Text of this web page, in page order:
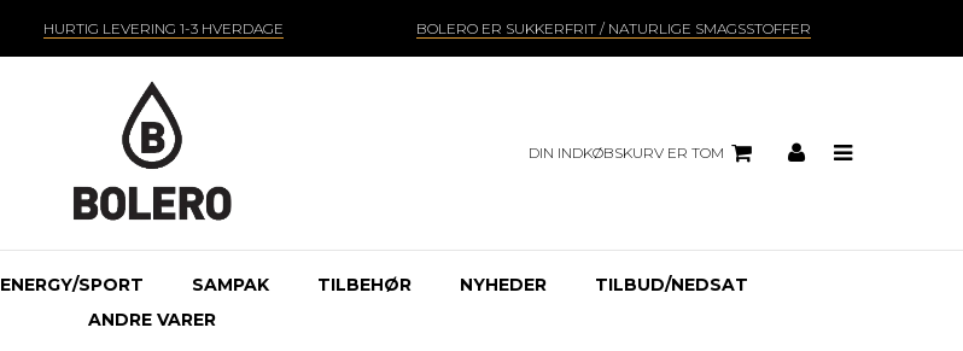
HURTIG LEVERING 1-3 HVERDAGE BOLERO ER SUKKERFRIT / NATURLIGE SMAGSSTOFFER
DIN INDKØBSKURV ER TOM
ENERGY/SPORT SAMPAK TILBEHØR NYHEDER
TILBUD/NEDSAT
ANDRE VARER